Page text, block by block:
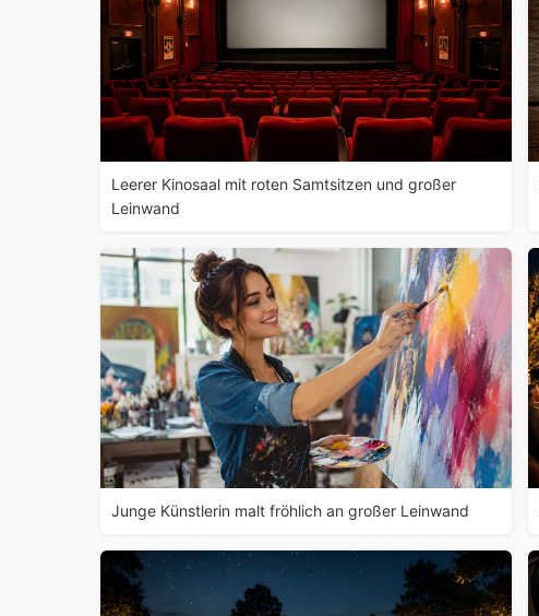
Leerer Kinosaal mit roten Samtsitzen und großer
Leinwand
Junge Künstlerin malt fröhlich an großer Leinwand